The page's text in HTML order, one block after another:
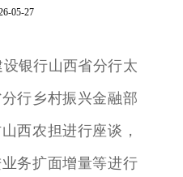
05-27
银行山西省分行太
行乡村振兴金融部
西农担进行座谈，
务扩面增量等进行